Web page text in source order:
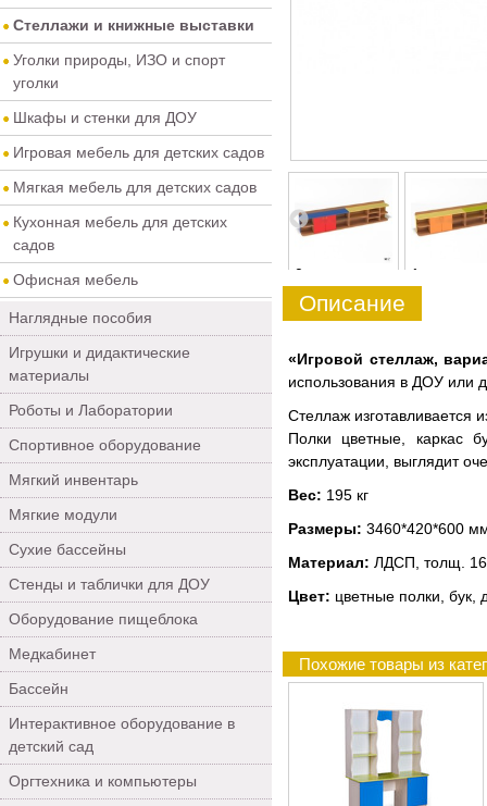
Стеллажи и книжные выставки
Уголки природы, ИЗО и спорт
уголки
Шкафы и стенки для ДОУ
Игровая мебель для детских садов
Мягкая мебель для детских садов
Кухонная мебель для детских
садов
Офисная мебель
Наглядные пособия
Игрушки и дидактические
материалы
Роботы и Лаборатории
Спортивное оборудование
Мягкий инвентарь
Мягкие модули
Сухие бассейны
Стенды и таблички для ДОУ
Оборудование пищеблока
Медкабинет
Бассейн
Интерактивное оборудование в
детский сад
Оргтехника и компьютеры
4 0 1
Описание
«Игровой стеллаж,
использования в ДОУ или
Стеллаж изготавливается
Полки цветные, каркас
эксплуатации, выглядит
Вес: 195 кг
Размеры: 3460*420*600
Материал: ЛДСП, толщ.
Цвет: цветные полки, бук,
Похожие товары из